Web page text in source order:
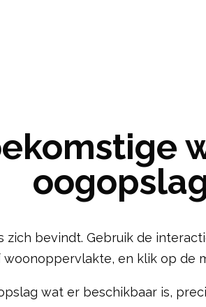
bevindt. Gebruik de
en klik op de
wat er beschikbaar is,